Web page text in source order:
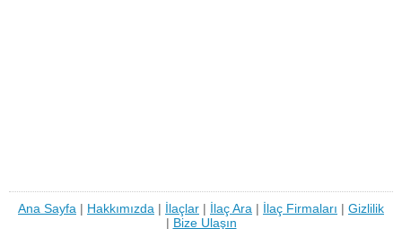
Ana Sayfa | Hakkımızda | İlaçlar | İlaç Ara | İlaç Firmaları | Gizlilik
| Bize Ulaşın